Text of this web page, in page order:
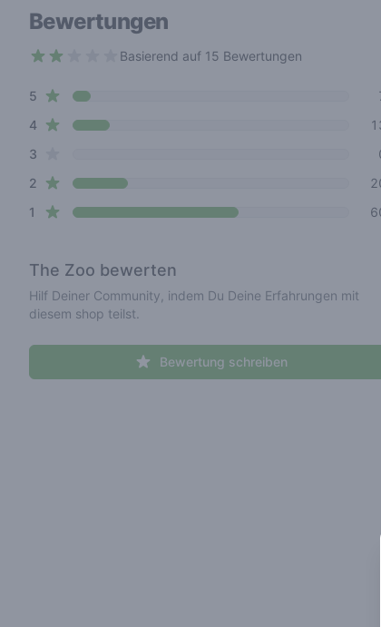
Bewertungen
Basierend auf 15 Bewertungen
Review data
5 star reviews
4star reviews
3
2 star reviews
1 star reviews
The Zoo bewerten
Hilf Deiner Community, indem Du Deine Erfahrungen mit
diesem shop teilst.
Bewertung schreiben